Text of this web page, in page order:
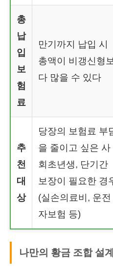
총
납
입
보
험
료
만기까지 납입 시
총액이 비갱신형보
다 많을 수 있다
추
천
대
상
당장의 보험료 부
을 줄이고 싶은 사
회초년생, 단기간
보장이 필요한 경
(실손의료비, 운전
자보험 등)
나만의 황금 조합 설